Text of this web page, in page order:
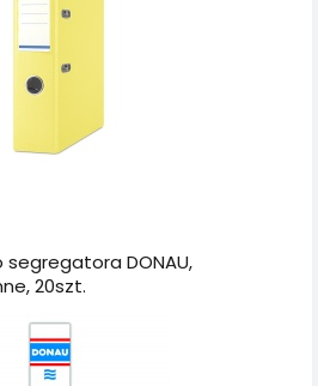
DONAU,
20szt.